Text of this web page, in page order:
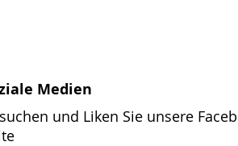
Medien
und Liken Sie unsere